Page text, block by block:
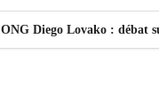
ONG Diego Lovako : débat